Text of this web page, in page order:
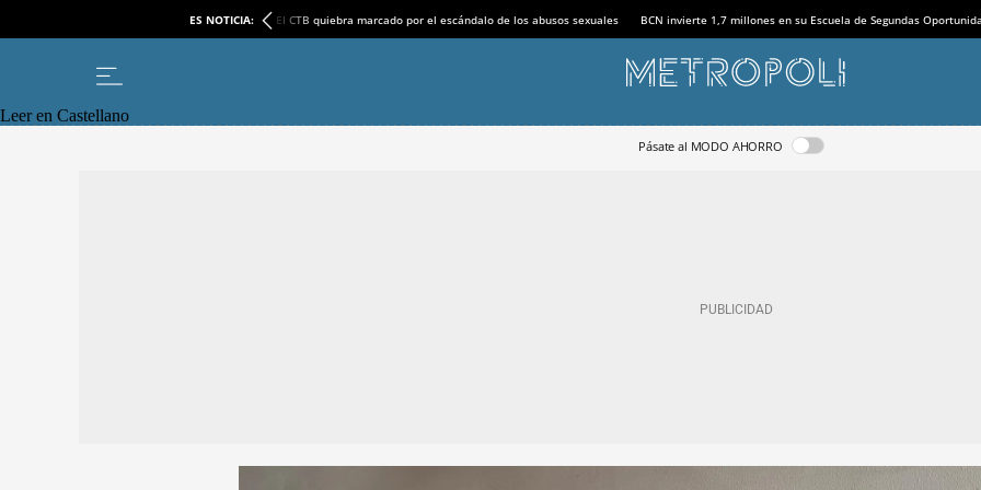
ES NOTICIA: El CTB quiebra marcado por el escándalo de los abusos sexuales BCN invierte 1,7 millones en su Escuela de Segundas
Leer en Castellano
Pásate al MODO AHORRO